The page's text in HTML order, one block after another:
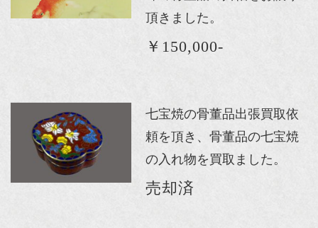
頂きました。
￥150,000-
七宝焼の骨董品出張買取依
頼を頂き、骨董品の七宝焼
の入れ物を買取ました。
売却済